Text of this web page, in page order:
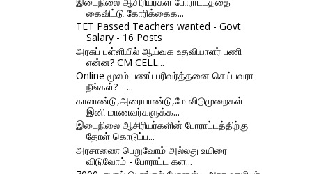
கைவிட்டு கோரிக்கைக...
TET Passed Teachers wanted - Govt
Salary - 16 Posts
அரசுப் பள்ளியில் ஆய்வக உதவியாளர் பணி
என்ன? CM CELL...
Online மூலம் பணப் பரிவர்த்தனை செய்பவரா
நீங்கள்? - ...
காலாண்டு,அரையாண்டு,மே விடுமுறைகள்
இனி மாணவர்களுக்க...
இடைநிலை ஆசிரியர்களின் போராட்டத்திற்கு
தோள் கொடுப்ப...
அரசாணை பெறுவோம் அல்லது உயிரை
விடுவோம் - போராட்ட கள...